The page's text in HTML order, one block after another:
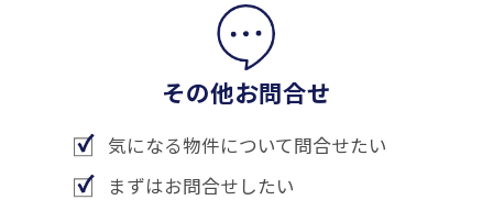
その他お問合せ
気になる物件について問合せたい
まずはお問合せしたい